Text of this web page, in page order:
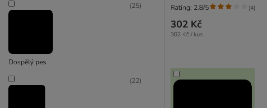
Dospělý pes
(25)
(22)
302 Kč
302 Kč / kus
Rating: 2.8/5 (4)